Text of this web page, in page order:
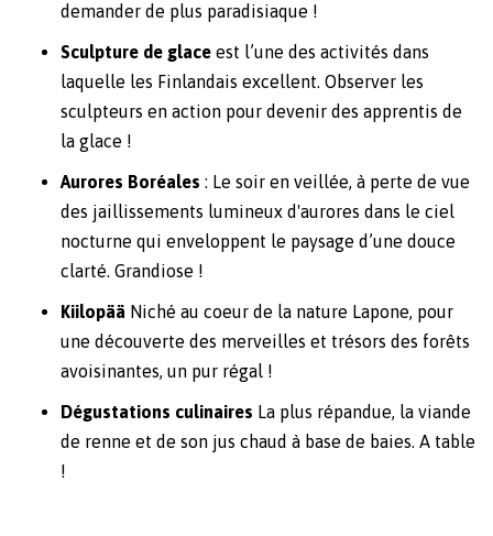
demander de plus paradisiaque !
Sculpture de glace est l’une des activités dans
laquelle les Finlandais excellent. Observer les
sculpteurs en action pour devenir des apprentis de
la glace !
Aurores Boréales : Le soir en veillée, à perte de vue
des jaillissements lumineux d'aurores dans le ciel
nocturne qui enveloppent le paysage d’une douce
clarté. Grandiose !
Kiilopää Niché au coeur de la nature Lapone, pour
une découverte des merveilles et trésors des forêts
avoisinantes, un pur régal !
Dégustations culinaires La plus répandue, la viande
de renne et de son jus chaud à base de baies. A table
!